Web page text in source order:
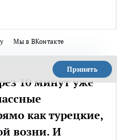
Мы в ВКонтакте
Принять
10 минут уже
как турецкие,
возни. И